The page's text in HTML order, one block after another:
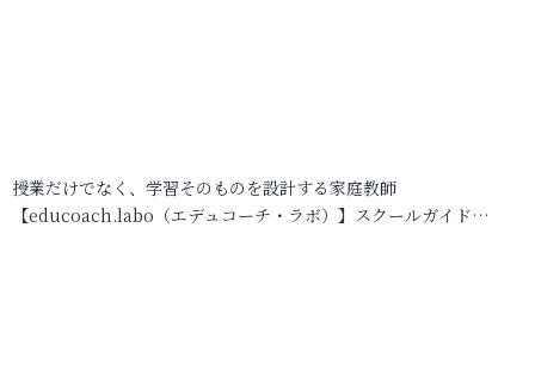
授業だけでなく、学習そのものを設計する家庭教師
【educoach.labo（エデュコーチ・ラボ）】スクールガイド…